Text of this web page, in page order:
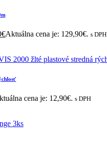
€Aktuálna cena je: 129,90€. s DPH
cena je: 12,90€. s DPH